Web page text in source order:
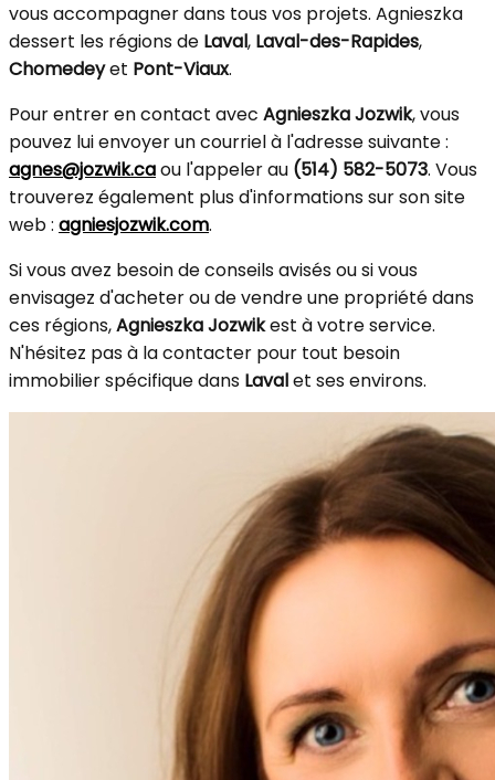
vous accompagner dans tous vos projets. Agnieszka
dessert les régions de Laval, Laval-des-Rapides,
Chomedeyet Pont-Viaux.
Pour entrer en contact avec Agnieszka Jozwik, vous
pouvez lui envoyer un courriel à l'adresse suivante :
agnes@jozwik.caou l'appeler au (514) 582-5073. Vous
trouverez également plus d'informations sur son site
web : agniesjozwik.com.
Si vous avez besoin de conseils avisés ou si vous
envisagez d'acheter ou de vendre une propriété dans
ces régions,Agnieszka Jozwikest à votre service.
N'hésitez pas à la contacter pour tout besoin
immobilier spécifique dans Lavalet ses environs.